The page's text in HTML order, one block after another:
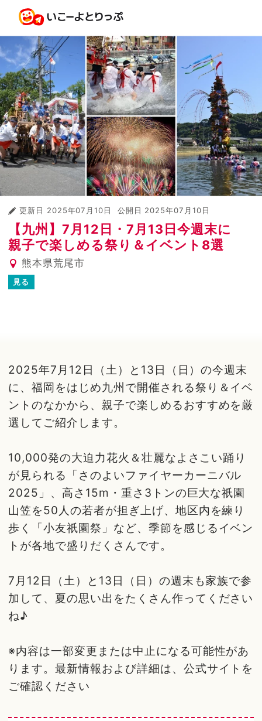
更新日 2025年07月10日 公開日 2025年07月10日
【九州】7月12日・7月13日今週末に
親子で楽しめる祭り＆イベント8選
熊本県荒尾市
見る
2025年7月12日（土）と13日（日）の今週末
に、福岡をはじめ九州で開催される祭り＆イベ
ントのなかから、親子で楽しめるおすすめを厳
選してご紹介します。
10,000発の大迫力花火＆壮麗なよさこい踊り
が見られる「さのよいファイヤーカーニバル
2025」、高さ15m・重さ3トンの巨大な祇園
山笠を50人の若者が担ぎ上げ、地区内を練り
歩く「小友祇園祭」など、季節を感じるイベン
トが各地で盛りだくさんです。
7月12日（土）と13日（日）の週末も家族で参
加して、夏の思い出をたくさん作ってください
ね♪
※内容は一部変更または中止になる可能性があ
ります。最新情報および詳細は、公式サイトを
ご確認ください